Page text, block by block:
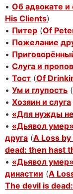
• Об адвокате и
His Clients)
• Питер (Of
• Пожелание
•
• Слуга и
• Тост (Of
• Ум и глупость (
• Хозяин и слуга
• «Для нужды
• «Дьявол
друга (A Loss by
dead: then hast
• «Дьявол
династии (A
The devil is